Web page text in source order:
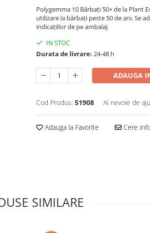
Polygemma 10 Bărbați 50+ de la Plant
utilizare la bărbați peste 50 de ani. Se
indicațiilor de pe ambalaj
IN STOC
Durata de livrare: 24-48 h
ADAUGA
Cod Produs: 51908 Ai nevoie de
Adauga la Favorite Cere
SIMILARE